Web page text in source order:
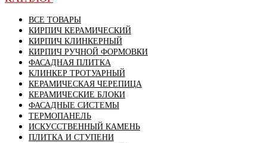
ВСЕ ТОВАРЫ
КИРПИЧ КЕРАМИЧЕСКИЙ
КИРПИЧ КЛИНКЕРНЫЙ
КИРПИЧ РУЧНОЙ ФОРМОВКИ
ФАСАДНАЯ ПЛИТКА
КЛИНКЕР ТРОТУАРНЫЙ
КЕРАМИЧЕСКАЯ ЧЕРЕПИЦА
КЕРАМИЧЕСКИЕ БЛОКИ
ФАСАДНЫЕ СИСТЕМЫ
ТЕРМОПАНЕЛЬ
ИСКУССТВЕННЫЙ КАМЕНЬ
ПЛИТКА И СТУПЕНИ